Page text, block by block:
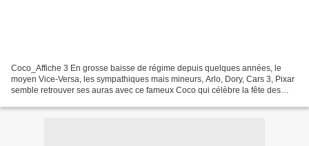
Coco_Affiche 3 En grosse baisse de régime depuis quelques années, le
moyen Vice-Versa, les sympathiques mais mineurs, Arlo, Dory, Cars 3, Pixar
semble retrouver ses auras avec ce fameux Coco qui célèbre la fête des